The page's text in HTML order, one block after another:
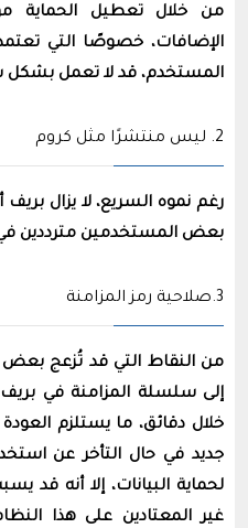
من خلال تعطيل الحماية
الإضافات، خصوصًا التي
المستخدم، قد لا تعمل بشكل
2. ليس منتشرًا مثل كروم
رغم نموه السريع، لا يزال
بعض المستخدمين مترددين في
3.صلاحية رمز المزامنة
من النقاط التي قد تُزعج بعض
إلى سلسلة المزامنة في
خلال دقائق، ما يستلزم
جديد في حال التأخر عن
لحماية البيانات، إلا أنه
غير المعتادين على هذا